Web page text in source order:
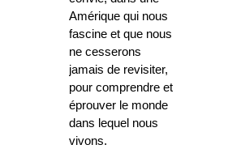
Amérique qui nous
fascine et que nous
ne cesserons
jamais de revisiter,
pour comprendre et
éprouver le monde
dans lequel nous
vivons.